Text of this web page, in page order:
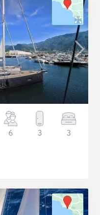
6 3 3